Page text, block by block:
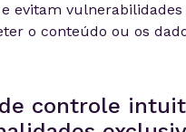
e evitam vulnerabilidades
o conteúdo ou os
controle